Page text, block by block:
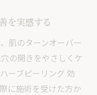
を実感する
肌のターンオーバー
の開きをやさしくケ
ーブピーリング 効
に施術を受けた方か